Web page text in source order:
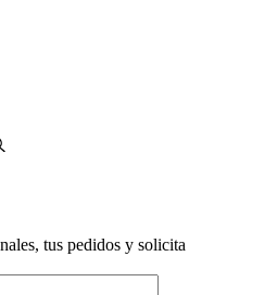
tus pedidos y solicita